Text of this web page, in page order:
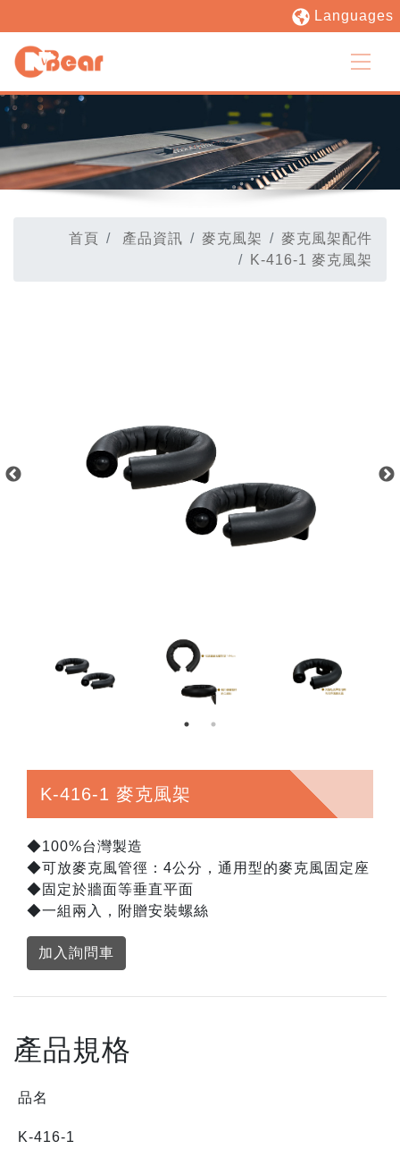
Languages
首頁 產品資訊 麥克風架
麥克風架配件
K-416-1 麥克風架
K-416-1 麥克風架
◆100%台灣製造
◆可放麥克風管徑：4公分，通用型的麥克風固定座
◆固定於牆面等垂直平面
◆一組兩入，附贈安裝螺絲
加入詢問車
產品規格
品名
K-416-1